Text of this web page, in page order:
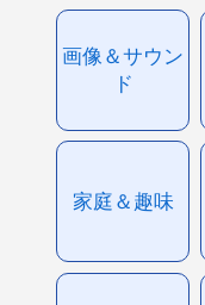
画像＆サウン
ド
家庭＆趣味